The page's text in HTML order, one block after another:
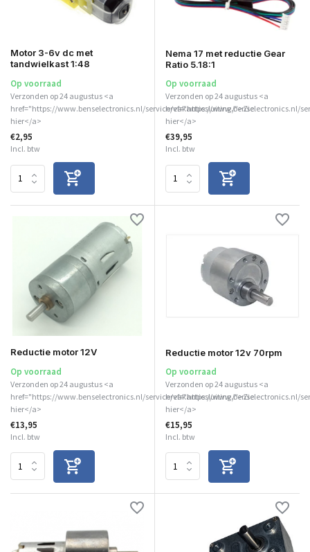
Motor 3-6v dc met
tandwielkast 1:48
Op voorraad
Verzonden op 24 augustus <a
href="https://www.benselectronics.nl/service/vakantiesluiting/">Zie
hier</a>
€2,95
Incl. btw
Nema 17 met reductie Gear
Ratio 5.18:1
Op voorraad
Verzonden op 24 augustus <a
href="https://www.benselectronics.nl/
hier</a>
€39,95
Incl. btw
Reductie motor 12V
Op voorraad
Verzonden op 24 augustus <a
href="https://www.benselectronics.nl/service/vakantiesluiting/">Zie
hier</a>
€13,95
Incl. btw
Reductie motor 12v 70rpm
Op voorraad
Verzonden op 24 augustus <a
href="https://www.benselectronics.nl/
hier</a>
€15,95
Incl. btw